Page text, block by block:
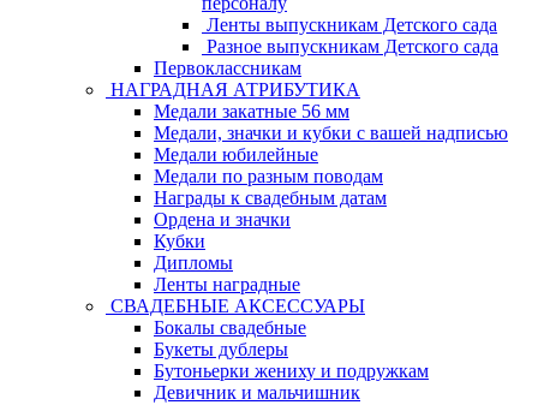
Ленты выпускникам Детского сада
Разное выпускникам Детского сада
Первоклассникам
НАГРАДНАЯ АТРИБУТИКА
Медали закатные 56 мм
Медали, значки и кубки с вашей надписью
Медали юбилейные
Медали по разным поводам
Награды к свадебным датам
Ордена и значки
Кубки
Дипломы
Ленты наградные
СВАДЕБНЫЕ АКСЕССУАРЫ
Бокалы свадебные
Букеты дублеры
Бутоньерки жениху и подружкам
Девичник и мальчишник